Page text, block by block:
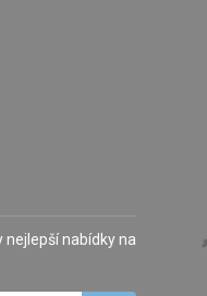
nabídky na